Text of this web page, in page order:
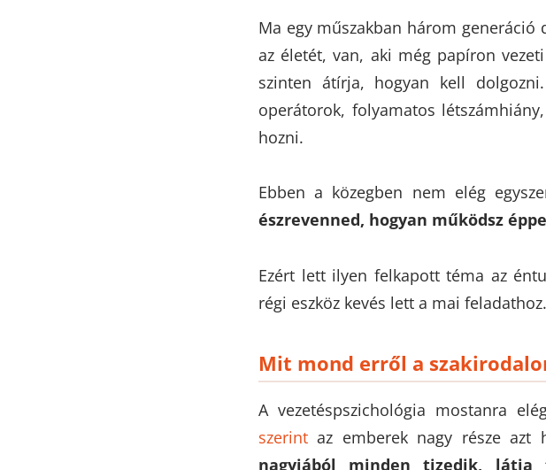
Ma egy műszakban három generáció
az életét, van, aki még papíron
szinten átírja, hogyan kell
operátorok, folyamatos
hozni.
Ebben a közegben nem elég
észrevenned, hogyan működsz
Ezért lett ilyen felkapott téma az
régi eszköz kevés lett a mai feladathoz.
Mit mond erről a
A vezetéspszichológia mostanra
szerint az emberek nagy része
nagyjából minden tizedik,